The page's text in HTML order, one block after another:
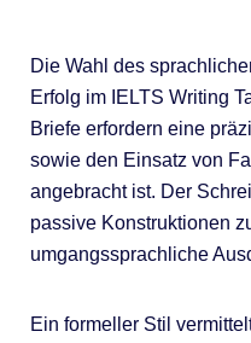
Die Wahl des
Erfolg im IELTS Writing
Briefe erfordern eine
sowie den Einsatz von
angebracht ist. Der
passive Konstruktionen
umgangssprachliche
Ein formeller Stil